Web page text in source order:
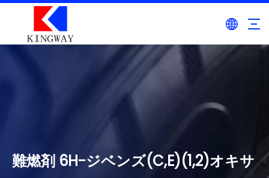
難燃剤 6H-ジベンズ(C,E)(1,2)オキサ